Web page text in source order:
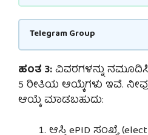
Telegram Group
ಹಂತ 3:ವಿವರಗಳನ್ನು
5 ರೀತಿಯ ಆಯ್ಕೆಗಳು ಇವೆ.
ಆಯ್ಕೆ ಮಾಡಬಹುದು:
ಆಸ್ತಿ ePID ಸಂಖ್ಯೆ